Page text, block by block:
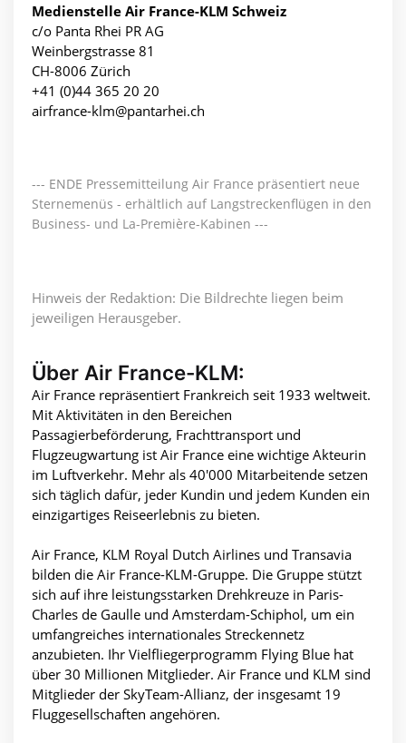
Medienstelle Air France-KLM Schweiz
c/o Panta Rhei PR AG
Weinbergstrasse 81
CH-8006 Zürich
+41 (0)44 365 20 20
airfrance-klm@pantarhei.ch
--- ENDE Pressemitteilung Air France präsentiert neue
Sternemenüs - erhältlich auf Langstreckenflügen in den
Business- und La-Première-Kabinen ---
Hinweis der Redaktion: Die Bildrechte liegen beim
jeweiligen Herausgeber.
Über Air France-KLM:
Air France repräsentiert Frankreich seit 1933 weltweit.
Mit Aktivitäten in den Bereichen
Passagierbeförderung, Frachttransport und
Flugzeugwartung ist Air France eine wichtige Akteurin
im Luftverkehr. Mehr als 40'000 Mitarbeitende setzen
sich täglich dafür, jeder Kundin und jedem Kunden ein
einzigartiges Reiseerlebnis zu bieten.
Air France, KLM Royal Dutch Airlines und Transavia
bilden die Air France-KLM-Gruppe. Die Gruppe stützt
sich auf ihre leistungsstarken Drehkreuze in Paris-
Charles de Gaulle und Amsterdam-Schiphol, um ein
umfangreiches internationales Streckennetz
anzubieten. Ihr Vielfliegerprogramm Flying Blue hat
über 30 Millionen Mitglieder. Air France und KLM sind
Mitglieder der SkyTeam-Allianz, der insgesamt 19
Fluggesellschaften angehören.